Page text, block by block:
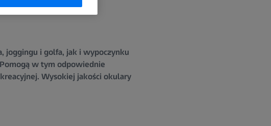
joggingu i golfa, jak i wypoczynku
w tym odpowiednie
Wysokiej jakości okulary